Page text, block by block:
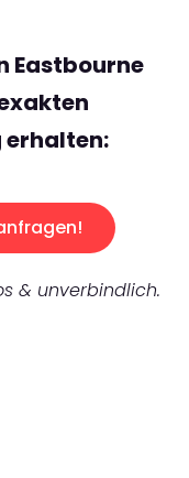
Eastbourne
& unverbindlich.